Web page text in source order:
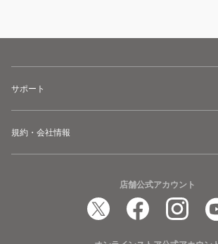
サポート
規約・会社情報
店舗公式アカウント